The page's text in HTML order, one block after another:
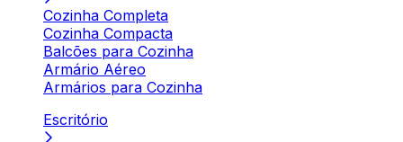
Cozinha Completa
Cozinha Compacta
Balcões para Cozinha
Armário Aéreo
Armários para Cozinha
Escritório